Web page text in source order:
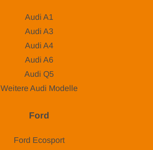
Audi A1
Audi A3
Audi A4
Audi A6
Audi Q5
Weitere Audi Modelle
Ford
Ford Ecosport